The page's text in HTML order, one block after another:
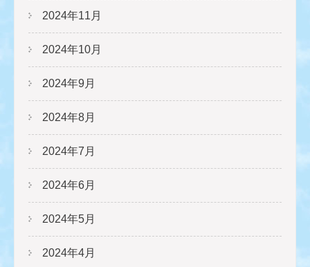
2024年11月
2024年10月
2024年9月
2024年8月
2024年7月
2024年6月
2024年5月
2024年4月